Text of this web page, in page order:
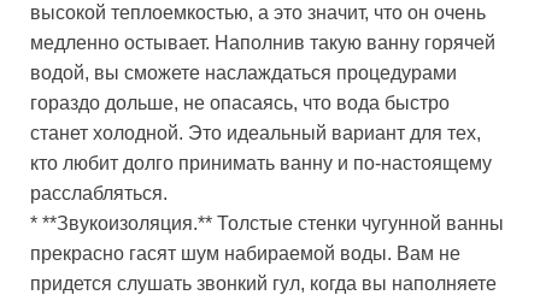
высокой теплоемкостью, а это значит, что он очень
медленно остывает. Наполнив такую ванну горячей
водой, вы сможете наслаждаться процедурами
гораздо дольше, не опасаясь, что вода быстро
станет холодной. Это идеальный вариант для тех,
кто любит долго принимать ванну и по-настоящему
расслабляться.
* **Звукоизоляция.** Толстые стенки чугунной ванны
прекрасно гасят шум набираемой воды. Вам не
придется слушать звонкий гул, когда вы наполняете